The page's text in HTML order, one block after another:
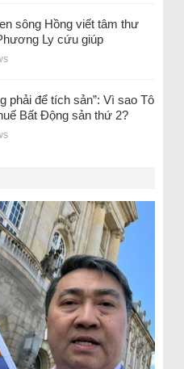
sông Hồng viết tâm thư
Ly cứu giúp
phải để tích sản”: Vì sao Tô
Bất Động sản thứ 2?